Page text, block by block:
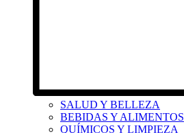
SALUD Y BELLEZA
BEBIDAS Y ALIMENTOS
QUÍMICOS Y LIMPIEZA